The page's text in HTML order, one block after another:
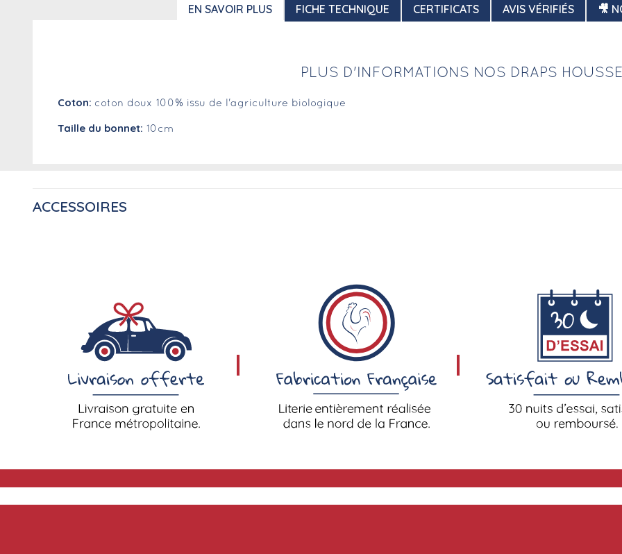
EN SAVOIR PLUS FICHE TECHNIQUE CERTIFICATS AVIS VÉRIFIÉS 🎥
PLUS D'INFORMATIONS NOS DRAPS
Coton: coton doux 100% issu de l'agriculture biologique
Taille du bonnet: 10cm
ACCESSOIRES